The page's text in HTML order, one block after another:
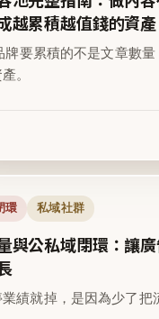
越累積越值錢的資產
牌要累積的不是文章數
。
環 私域社群
與公私域閉環：讓
業績就掉，是因為少了把